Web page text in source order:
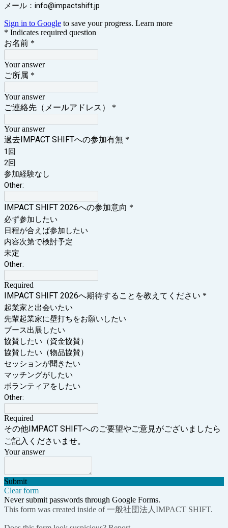
メール：info@impactshift.jp
Sign in to Google to save your progress. Learn more
* Indicates required question
お名前 *
Your answer
ご所属 *
Your answer
ご連絡先（メールアドレス） *
Your answer
過去IMPACT SHIFTへの参加有無 *
1回
2回
参加経験なし
Other:
IMPACT SHIFT 2026への参加意向 *
必ず参加したい
日程が合えば参加したい
内容次第で検討予定
未定
Other:
Required
IMPACT SHIFT 2026へ期待することを教えてください *
起業家と出会いたい
先輩起業家に壁打ちをお願いしたい
ブース出展したい
協賛したい（資金協賛）
協賛したい（物品協賛）
セッションが聞きたい
マッチングがしたい
ボランティアをしたい
Other:
Required
その他IMPACT SHIFTへのご要望やご意見がございましたら
ご記入くださいませ。
Your answer
Submit
Clear form
Never submit passwords through Google Forms.
This form was created inside of 一般社団法人IMPACT SHIFT.